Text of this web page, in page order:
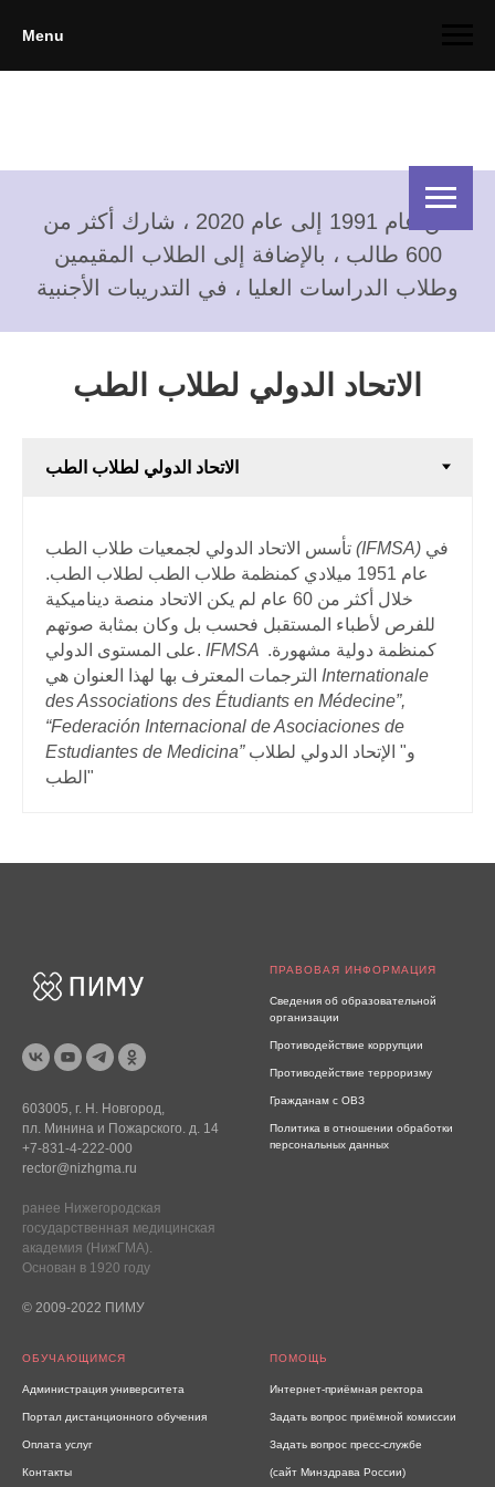
Menu
من عام 1991 إلى عام 2020 ، شارك أكثر من
600 طالب ، بالإضافة إلى الطلاب المقيمين
وطلاب الدراسات العليا ، في التدريبات الأجنبية
الاتحاد الدولي لطلاب الطب
تأسس الاتحاد الدولي لجمعيات طلاب الطب (IFMSA) في
عام 1951 ميلادي كمنظمة طلاب الطب لطلاب الطب.
خلال أكثر من 60 عام لم يكن الاتحاد منصة ديناميكية
للفرص لأطباء المستقبل فحسب بل وكان بمثابة صوتهم
على المستوى الدولي. IFMSA
الترجمات المعترف بها لهذا العنوان هي Internationale
des Associations des Étudiants en Médecine”,
“Federación Internacional de Asociaciones de
Estudiantes de Medicina”و" الإتحاد الدولي لطلاب
الطب"
603005, г. Н. Новгород,
пл. Минина и Пожарского. д. 14
+7-831-4-222-000
rector@nizhgma.ru
ранее Нижегородская
государственная медицинская
академия (НижГМА).
Основан в 1920 году
© 2009-2022 ПИМУ
ПРАВОВАЯ ИНФОРМАЦИЯ
Сведения об образовательной
организации
Противодействие коррупции
Противодействие терроризму
Гражданам с ОВЗ
Политика в отношении обработки
персональных данных
ОБУЧАЮЩИМСЯ
Администрация университета
Портал дистанционного обучения
Оплата услуг
Контакты
ПОМОЩЬ
Интернет-приёмная ректора
Задать вопрос приёмной комиссии
Задать вопрос пресс-службе
(сайт Минздрава России)